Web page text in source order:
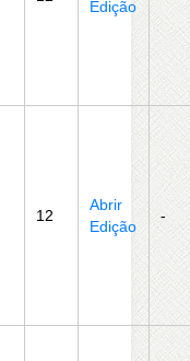
Edição
12
Abrir
Edição
-